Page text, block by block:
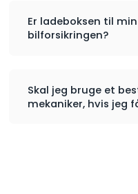
Er ladeboksen til
bilforsikringen?
Skal jeg bruge et
mekaniker, hvis jeg